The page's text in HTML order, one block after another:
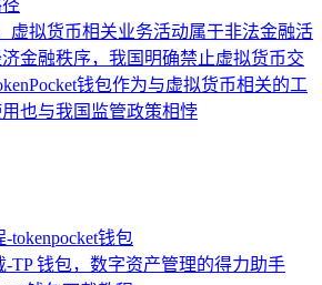
虚拟货币相关业务活动属于非法金融活
金融秩序，我国明确禁止虚拟货币交
钱包作为与虚拟货币相关的工
也与我国监管政策相悖
tokenpocket钱包
-TP 钱包，数字资产管理的得力助手